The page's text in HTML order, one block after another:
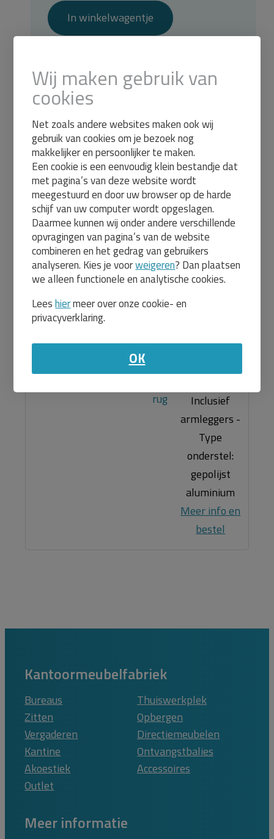
Wij maken gebruik van
cookies
Net zoals andere websites maken ook wij
gebruik van cookies om je bezoek nog
makkelijker en persoonlijker te maken.
Een cookie is een eenvoudig klein bestandje dat
met pagina’s van deze website wordt
meegestuurd en door uw browser op de harde
schijf van uw computer wordt opgeslagen.
Daarmee kunnen wij onder andere verschillende
opvragingen van pagina’s van de website
combineren en het gedrag van gebruikers
analyseren. Kies je voorweigeren? Dan plaatsen
we alleen functionele en analytische cookies.
Leeshiermeer over onze cookie- en
privacyverklaring.
OK
In winkelwagentje
Aanverwante artikelen
Design /
vergaderstoel
model 1605
met
netbespannen
rug
kmf1605
Levertijd:
15
werkdagen
450,00
544,50
Specificaties :
Beschikbaar
zwart -
Inclusief
armleggers -
Type
onderstel:
gepolijst
aluminium
Meer info en
bestel
Kantoormeubelfabriek
Bureaus
Thuiswerkplek
Zitten
Opbergen
Vergaderen
Directiemeubelen
Kantine
Ontvangstbalies
Akoestiek
Accessoires
Outlet
Meer informatie